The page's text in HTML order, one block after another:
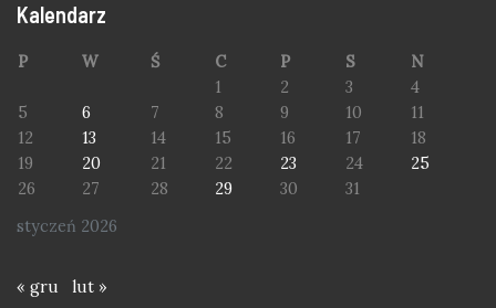
Kalendarz
styczeń 2026
P W Ś C P S
N
1
2 3
4
5
6 7 8 9 10
11
12
13 14 15 16 17
18
19
20 21 22 23 24
25
26
27 28 29 30 31
« gru lut »